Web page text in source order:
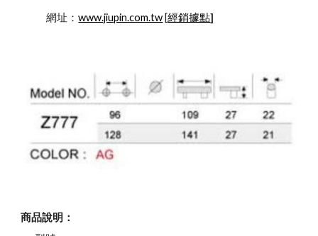
            網址：
www.jiupin.com.tw [經銷據點]
商品說明：